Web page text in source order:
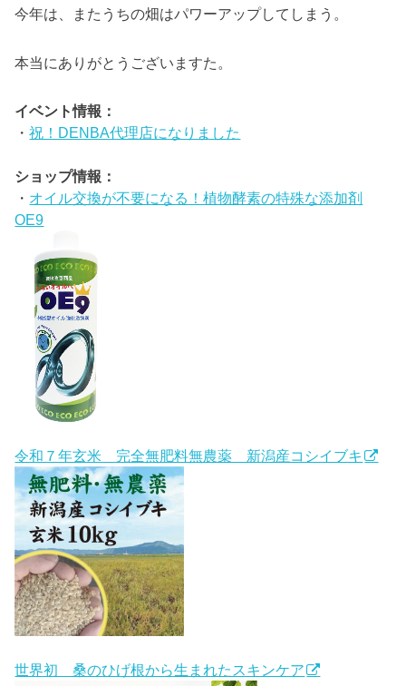
今年は、またうちの畑はパワーアップしてしまう。
本当にありがとうございますた。
イベント情報：
・祝！DENBA代理店になりました
ショップ情報：
・ オイル交換が不要になる！植物酵素の特殊な添加剤
OE9
令和７年玄米 完全無肥料無農薬 新潟産コシイブキ
世界初 桑のひげ根から生まれたスキンケア